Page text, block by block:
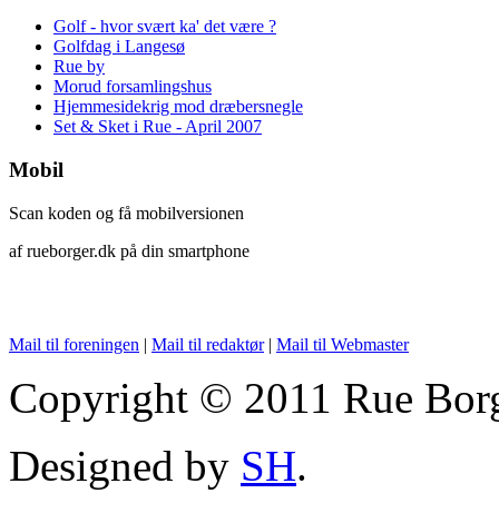
Golf - hvor svært ka' det være ?
Golfdag i Langesø
Rue by
Morud forsamlingshus
Hjemmesidekrig mod dræbersnegle
Set & Sket i Rue - April 2007
Mobil
Scan koden og få mobilversionen
af rueborger.dk på din smartphone
Mail til foreningen | Mail til redaktør| Mail til Webmaster
Copyright © 2011 Rue
Designed by SH.